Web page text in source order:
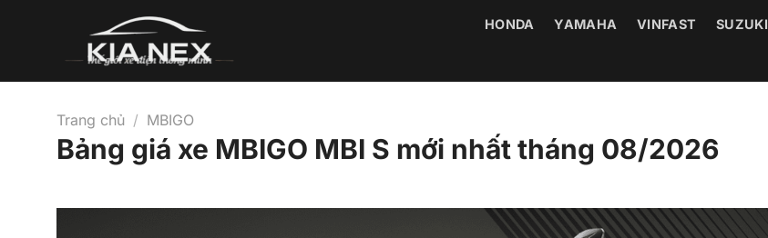
dung
HONDA YAMAHA VINFAST SUZUKI
Trang chủ / MBIGO
Bảng giá xe MBIGO MBI S mới nhất tháng 08/2026